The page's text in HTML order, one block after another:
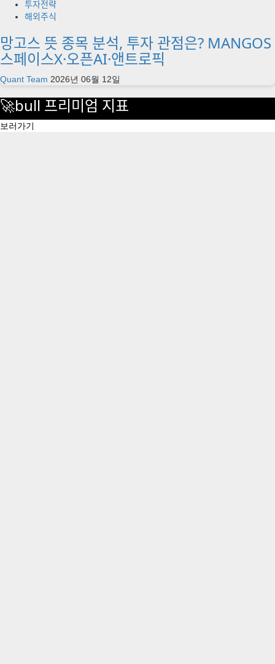
투자전략
해외주식
망고스 뜻 종목 분석, 투자 관점은? MANGOS
스페이스X·오픈AI·앤트로픽
Quant Team 2026년 06월 12일
🚀bull 프리미엄 지표
보러가기